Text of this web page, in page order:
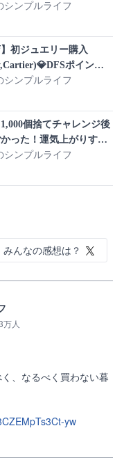
開！
シンプルライフ
】初ジュエリー購入
ポイント
レカ活用術も紹介💳
シンプルライフ
1,000個捨てチャレンジ後
った！運気上がりすぎ
シンプルライフ
みんなの感想は？
人
、なるべく買わない暮
yw